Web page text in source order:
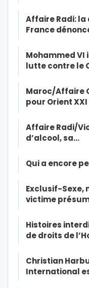
Affaire Radi:
France
Mohammed VI
lutte contre le
Maroc/Affaire
pour Orient XXI
Affaire Radi/
d’alcool, sa…
Qui a encore
Exclusif-Sexe,
victime
Histoires
de droits de
Christian
International